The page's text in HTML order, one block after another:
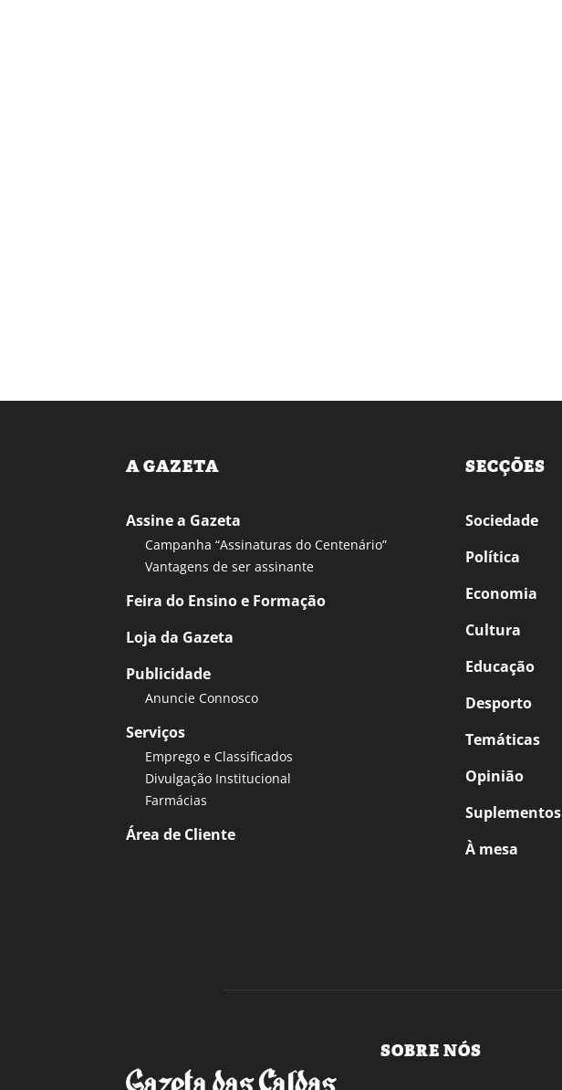
A GAZETA
Assine a Gazeta
Campanha “Assinaturas do Centenário”
Vantagens de ser assinante
Feira do Ensino e Formação
Loja da Gazeta
Publicidade
Anuncie Connosco
Serviços
Emprego e Classificados
Divulgação Institucional
Farmácias
Área de Cliente
SECÇÕES
Sociedade
Política
Economia
Cultura
Educação
Desporto
Temáticas
Opinião
Suplementos
À mesa
SOBRE NÓS